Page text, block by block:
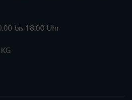
bis 18.00 Uhr